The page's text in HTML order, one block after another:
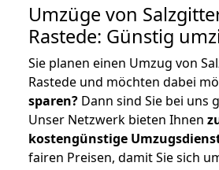
Umzüge von
Rastede: Günstig
Sie planen einen Umzug von
Rastede und möchten dabei
sparen? Dann sind Sie bei uns
Unser Netzwerk bieten Ihnen
kostengünstige
fairen Preisen, damit Sie sich